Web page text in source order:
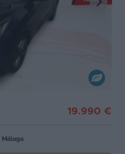
19.990 €
Málaga